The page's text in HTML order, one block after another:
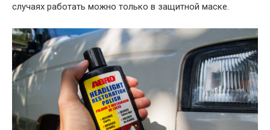
случаях работать можно только в защитной маске.